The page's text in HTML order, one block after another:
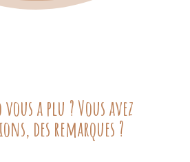
a plu ? Vous avez
des remarques ?